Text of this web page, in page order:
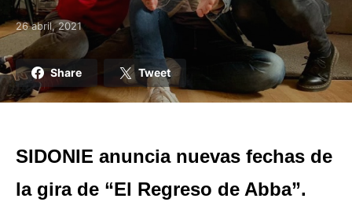
Posted on
26 abril, 2021
Share Tweet
SIDONIE anuncia nuevas fechas de
la gira de “El Regreso de Abba”.